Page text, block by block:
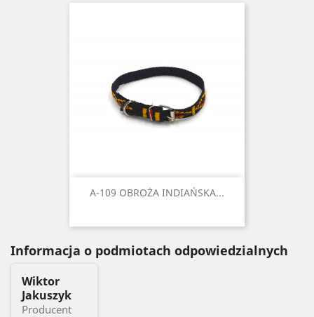
A-109 OBROŻA INDIAŃSKA...
Informacja o podmiotach odpowiedzialnych
Wiktor
Jakuszyk
Producent